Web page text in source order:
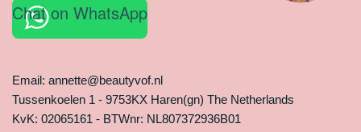
Chat on WhatsApp
Email: annette@beautyvof.nl
Tussenkoelen 1 - 9753KX Haren(gn) The Netherlands
KvK: 02065161 - BTWnr: NL807372936B01